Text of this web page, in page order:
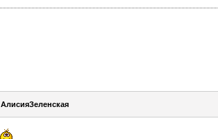
АлисияЗеленская